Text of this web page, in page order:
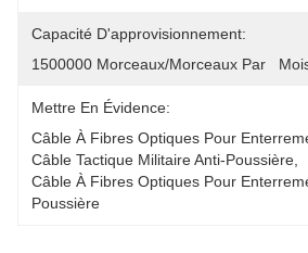
Capacité D'approvisionnement:
1500000 Morceaux/morceaux Par
Mettre En Évidence:
Câble À Fibres Optiques Pour
Câble Tactique Militaire Anti-Poussière
Câble À Fibres Optiques Pour
Poussière